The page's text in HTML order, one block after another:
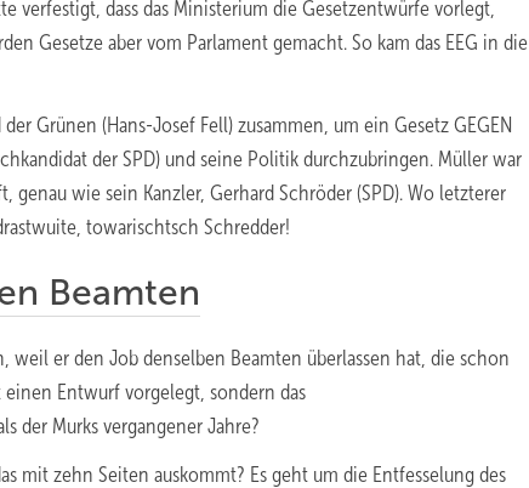
verfestigt, dass das Ministerium die Gesetzentwürfe vorlegt,
Gesetze aber vom Parlament gemacht. So kam das EEG in die
Grünen (Hans-Josef Fell) zusammen, um ein Gesetz GEGEN
der SPD) und seine Politik durchzubringen. Müller war
wie sein Kanzler, Gerhard Schröder (SPD). Wo letzterer
towarischtsch Schredder!
Beamten
weil er den Job denselben Beamten überlassen hat, die schon
Entwurf vorgelegt, sondern das
der Murks vergangener Jahre?
mit zehn Seiten auskommt? Es geht um die Entfesselung des